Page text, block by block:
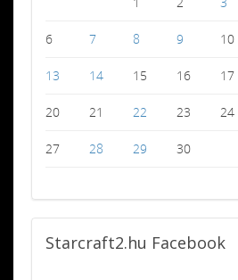
6 7 8 9 10
13 14 15 16 17
20 21 22 23 24
27 28 29 30
Starcraft2.hu Facebook